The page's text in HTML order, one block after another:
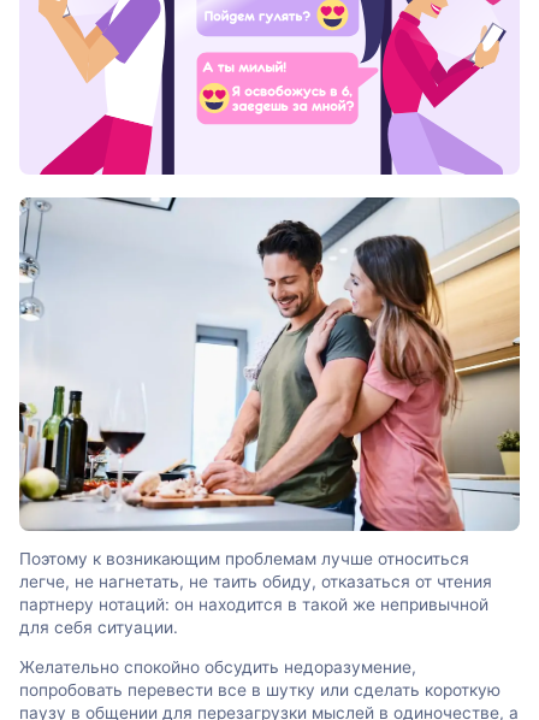
Поэтому к возникающим проблемам лучше относиться
легче, не нагнетать, не таить обиду, отказаться от чтения
партнеру нотаций: он находится в такой же непривычной
для себя ситуации.
Желательно спокойно обсудить недоразумение,
попробовать перевести все в шутку или сделать короткую
паузу в общении для перезагрузки мыслей в одиночестве, а